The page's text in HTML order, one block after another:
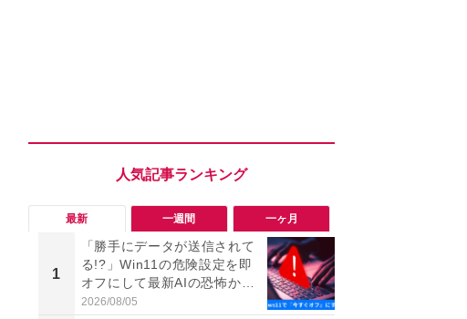
最新 一週間 一ヶ月
1
「勝手にデータが送信されて
る!?」Win11の危険設定を即
オフにして最新AIの恐怖から
身を守る技
2026/08/05